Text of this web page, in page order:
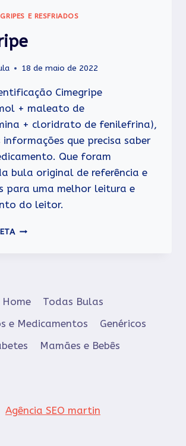
GRIPES E RESFRIADOS
18 de maio de 2022
Cimegripe
+ maleato de
+ cloridrato de fenilefrina),
que precisa saber
Que foram
bula original de referência e
para uma melhor leitura e
do leitor.
CIMEGRIPE
Home
Todas Bulas
e Medicamentos
Genéricos
Mamães e Bebês
Agência SEO martin